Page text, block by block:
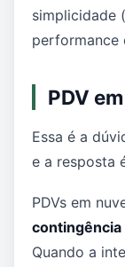
simplicidade
performance
PDV
Essa é a
e a resposta
PDVs em
Quando a